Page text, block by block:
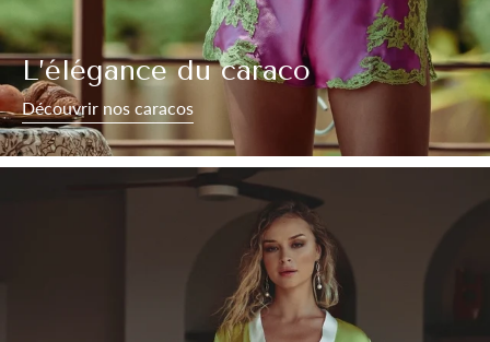
L’élégance du caraco
Découvrir nos caracos